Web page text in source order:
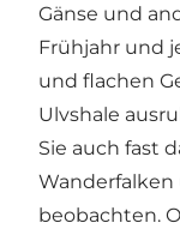
Gänse und
Frühjahr und
und flachen
Ulvshale
Sie auch fast
Wanderfalken
beobachten.